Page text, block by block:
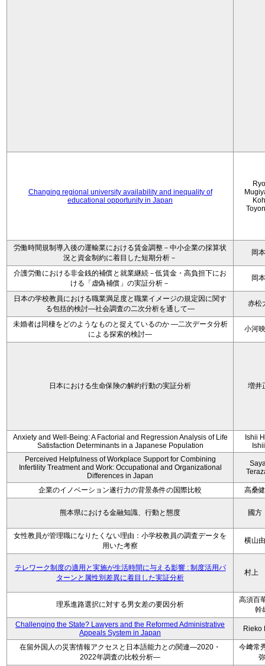
Changing regional university availability and inequality of
educational opportunity in Japan
労働時間規制導入後の運輸業における賃金調整－中小企業の採算状
況と資金制約に着目した短期分析－
岡
介護労働における非金銭的補償と就業継続－低賃金・高負担下にお
ける「虚偽補償」の実証分析－
岡
日本の学校教員における職業満足度と職業イメージの規定因に関す
る包括的検討―社会調査の二次分析を通して―
赤松
未婚者は同棲をどのようなものと捉えているのか —二次データ分析
による探索的検討—
小河
日本における生命保険の解約行動の実証分析 増井
Anxiety and Well-Being: A Factorial and Regression Analysis of Life
Satisfaction Determinants in a Japanese Population
Ishii
Perceived Helpfulness of Workplace Support for Combining
Infertility Treatment and Work: Occupational and Organizational
Differences in Japan
企業のイノベーション遂行力の背景条件の国際比較 高桑
熊本県における金融知識、行動と態度 國
女性教員が管理職になりたくない理由：小学校教員の調査データを
用いた考察
横山
テレワーク制度の適用と実施が生活時間に与える影響 : 制度活用パ
ターンと属性別差異に着目した実証分析
村上
理系進路選択に対する男女差の要因分析
高須百
幹
Challenging the State? Lawyers and the Reformed Administrative
Appeals System in Japan
Rieko
在留外国人の災害情報アクセスと日本語能力との関連―2020・
2022年調査の比較分析―
今﨑常
弥